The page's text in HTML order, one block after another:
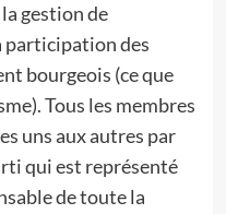
gestion de
participation des
bourgeois (ce que
Tous les membres
uns aux autres par
qui est représenté
de toute la